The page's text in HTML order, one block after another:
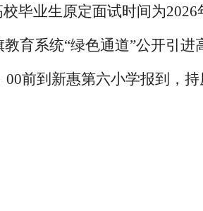
毕业生原定面试时间为2026
教育系统“绿色通道”公开引
00前到新惠第六小学报到，